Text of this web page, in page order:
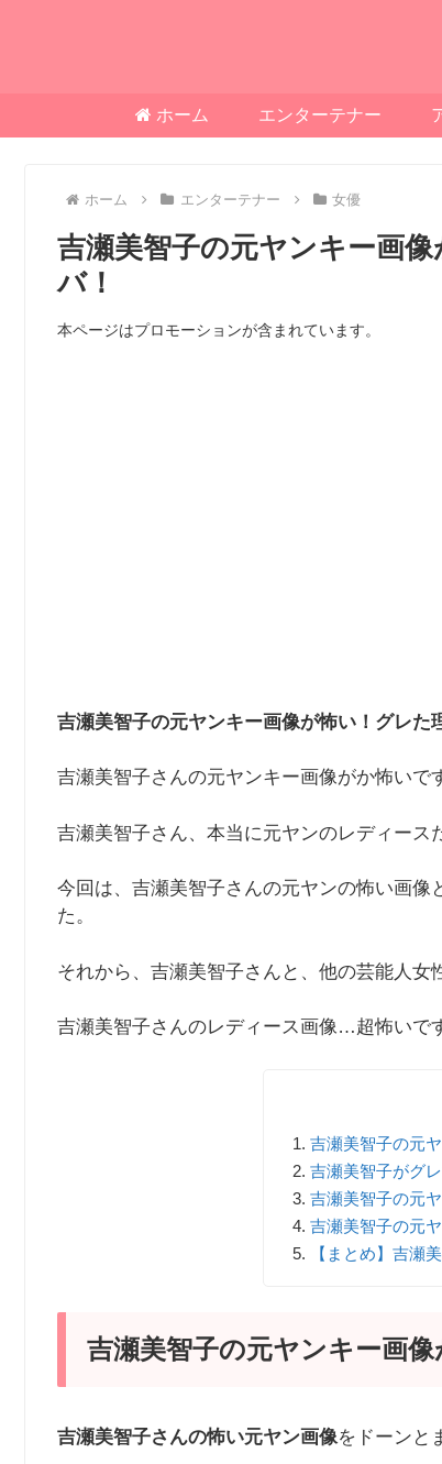
ホーム エンターテナー
ホーム エンターテナー 女優
吉瀬美智子の元ヤンキー画
バ！
本ページはプロモーションが含まれています。
吉瀬美智子の元ヤンキー画像が怖い！グレた
吉瀬美智子さんの元ヤンキー画像がか怖いで
吉瀬美智子さん、本当に元ヤンのレディー
今回は、吉瀬美智子さんの元ヤンの怖い画
た。
それから、吉瀬美智子さんと、他の芸能人女
吉瀬美智子さんのレディース画像…超怖いで
吉瀬美智子の元
吉瀬美智子がグ
吉瀬美智子の元
吉瀬美智子の元
【まとめ】吉瀬
吉瀬美智子の元ヤンキー画
吉瀬美智子さんの怖い元ヤン画像をドーンと